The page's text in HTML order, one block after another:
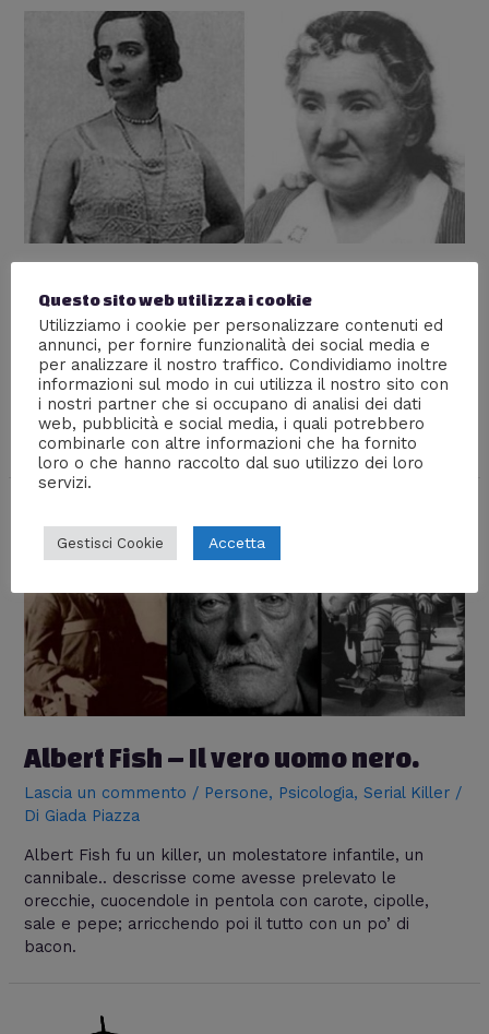
saponificatrice di Correggio
Lascia un commento / Serial Killer/ DiGiada Piazza
Continua la rubrica sui serial killer più famosi della
storia, oggi parliamo di Leonarda Cianciulli: la
saponificatrice di Correggio
Albert Fish – Il vero uomo nero.
Lascia un commento / Persone, Psicologia,Serial Killer /
Di Giada Piazza
Albert Fish fu un killer, un molestatore infantile, un
cannibale.. descrisse come avesse prelevato le
orecchie, cuocendole in pentola con carote, cipolle,
sale e pepe; arricchendo poi il tutto con un po’ di
bacon.
Questo sito web utilizza i cookie
Utilizziamo i cookie per personalizzare contenuti ed
annunci, per fornire funzionalità dei social media e
per analizzare il nostro traffico. Condividiamo inoltre
informazioni sul modo in cui utilizza il nostro sito con
i nostri partner che si occupano di analisi dei dati
web, pubblicità e social media, i quali potrebbero
combinarle con altre informazioni che ha fornito
loro o che hanno raccolto dal suo utilizzo dei loro
servizi.
Gestisci Cookie Accetta